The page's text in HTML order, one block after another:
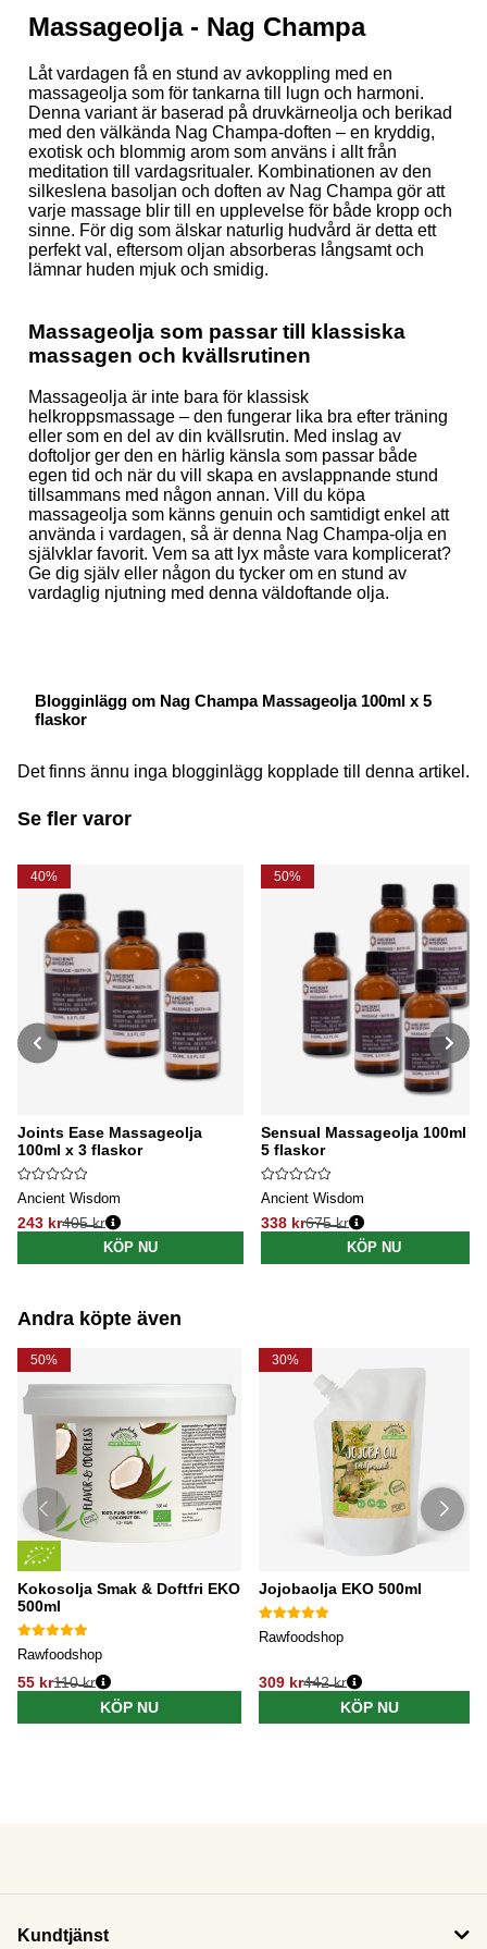
Massageolja - Nag Champa
Låt vardagen få en stund av avkoppling med en
massageolja som för tankarna till lugn och harmoni.
Denna variant är baserad på druvkärneolja och berikad
med den välkända Nag Champa-doften – en kryddig,
exotisk och blommig arom som använs i allt från
meditation till vardagsritualer. Kombinationen av den
silkeslena basoljan och doften av Nag Champa gör att
varje massage blir till en upplevelse för både kropp och
sinne. För dig som älskar naturlig hudvård är detta ett
perfekt val, eftersom oljan absorberas långsamt och
lämnar huden mjuk och smidig.
Massageolja som passar till klassiska
massagen och kvällsrutinen
Massageolja är inte bara för klassisk
helkroppsmassage – den fungerar lika bra efter träning
eller som en del av din kvällsrutin. Med inslag av
doftoljor ger den en härlig känsla som passar både
egen tid och när du vill skapa en avslappnande stund
tillsammans med någon annan. Vill du köpa
massageolja som känns genuin och samtidigt enkel att
använda i vardagen, så är denna Nag Champa-olja en
självklar favorit. Vem sa att lyx måste vara komplicerat?
Ge dig själv eller någon du tycker om en stund av
vardaglig njutning med denna väldoftande olja.
Blogginlägg om Nag Champa Massageolja 100ml x 5
flaskor
Det finns ännu inga blogginlägg kopplade till denna artikel.
Se fler varor
40%
Joints Ease Massageolja
100ml x 3 flaskor
Ancient Wisdom
243 kr
Ordinarie pris:
405 kr
KÖP NU
50%
Sensual Massageolja 100ml x
5 flaskor
Ancient Wisdom
338 kr
Ordinarie pris:
675 kr
KÖP NU
Andra köpte även
50%
Kokosolja Smak & Doftfri EKO
500ml
Rawfoodshop
55 kr110 kr
KÖP NU
30%
Jojobaolja EKO 500ml
Rawfoodshop
309 kr442 kr
KÖP NU
Kundtjänst